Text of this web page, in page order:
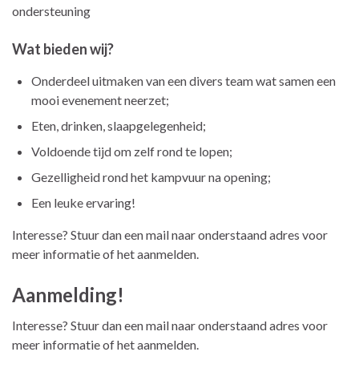
ondersteuning
Wat bieden wij?
Onderdeel uitmaken van een divers team wat samen een
mooi evenement neerzet;
Eten, drinken, slaapgelegenheid;
Voldoende tijd om zelf rond te lopen;
Gezelligheid rond het kampvuur na opening;
Een leuke ervaring!
Interesse? Stuur dan een mail naar onderstaand adres voor
meer informatie of het aanmelden.
Aanmelding!
Interesse? Stuur dan een mail naar onderstaand adres voor
meer informatie of het aanmelden.